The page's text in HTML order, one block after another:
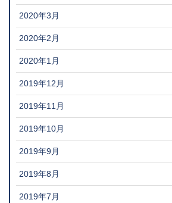
2020年3月
2020年2月
2020年1月
2019年12月
2019年11月
2019年10月
2019年9月
2019年8月
2019年7月